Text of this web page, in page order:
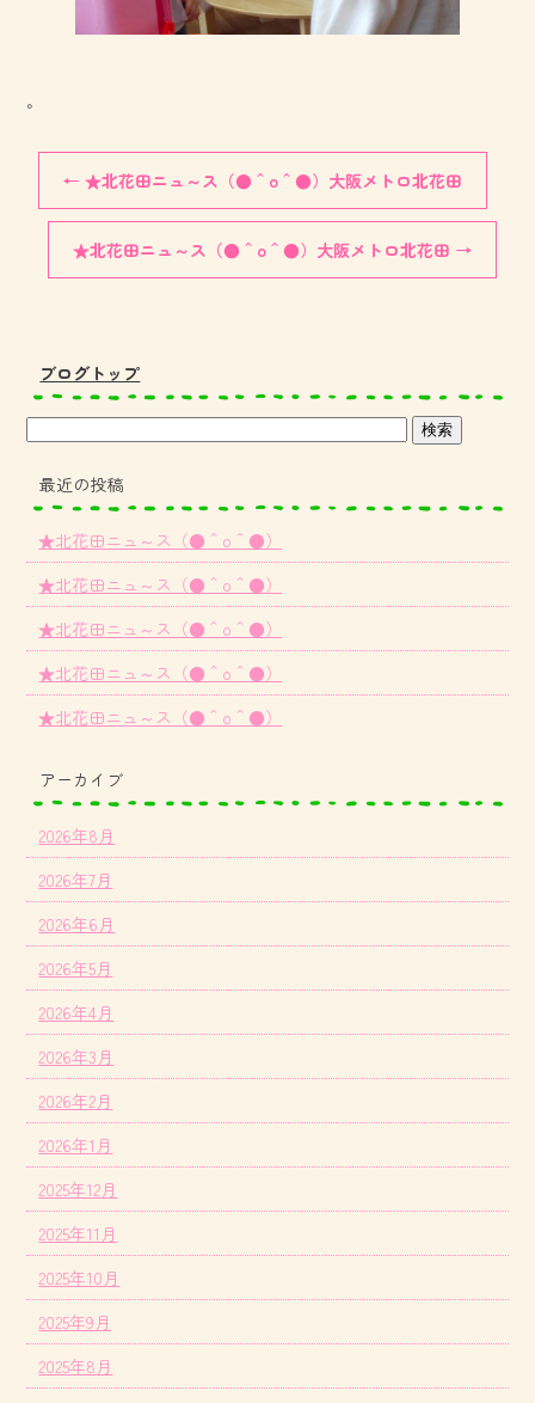
。
← ★北花田ニュ～ス（●＾o＾●）大阪メトロ北花田
★北花田ニュ～ス（●＾o＾●）大阪メトロ北花田 →
ブログトップ
最近の投稿
★北花田ニュ～ス（●＾o＾●）
★北花田ニュ～ス（●＾o＾●）
★北花田ニュ～ス（●＾o＾●）
★北花田ニュ～ス（●＾o＾●）
★北花田ニュ～ス（●＾o＾●）
アーカイブ
2026年8月
2026年7月
2026年6月
2026年5月
2026年4月
2026年3月
2026年2月
2026年1月
2025年12月
2025年11月
2025年10月
2025年9月
2025年8月